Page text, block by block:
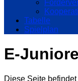
Tabelle
Spielplan
E-
Diese Seite